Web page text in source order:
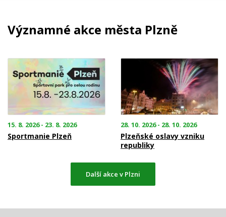
Významné akce města Plzně
15. 8. 2026 - 23. 8. 2026
Sportmanie Plzeň
28. 10. 2026 - 28. 10. 2026
Plzeňské oslavy vzniku
republiky
Další akce v Plzni